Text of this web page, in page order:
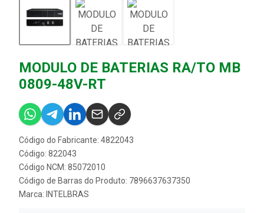
MODULO DE BATERIAS RA/TO MB
0809-48V-RT
Código do Fabricante: 4822043
Código: 822043
Código NCM: 85072010
Código de Barras do Produto: 7896637637350
Marca: INTELBRAS